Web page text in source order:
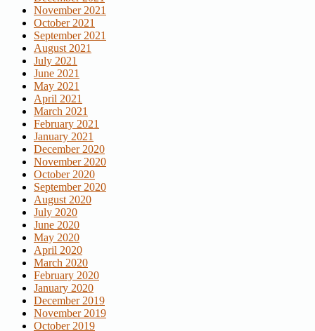
November 2021
October 2021
September 2021
August 2021
July 2021
June 2021
May 2021
April 2021
March 2021
February 2021
January 2021
December 2020
November 2020
October 2020
September 2020
August 2020
July 2020
June 2020
May 2020
April 2020
March 2020
February 2020
January 2020
December 2019
November 2019
October 2019